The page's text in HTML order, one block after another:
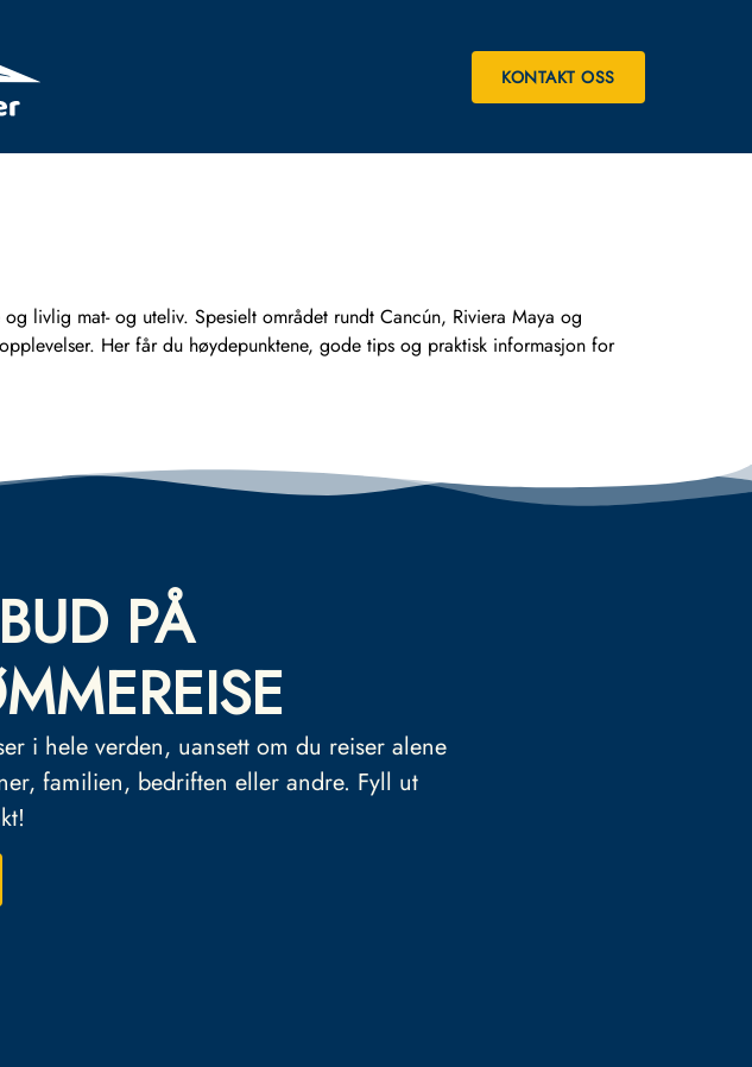
KONTAKT OSS
livlig mat- og uteliv. Spesielt området rundt Cancún, Riviera Maya og
Her får du høydepunktene, gode tips og praktisk informasjon for
PÅ
i hele verden, uansett om du reiser alene
familien, bedriften eller andre. Fyll ut